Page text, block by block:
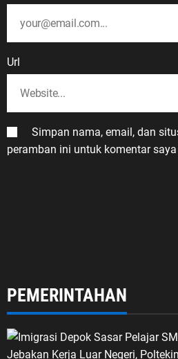
Url
Simpan nama, email, dan
peramban ini untuk komentar
PEMERINTAHAN